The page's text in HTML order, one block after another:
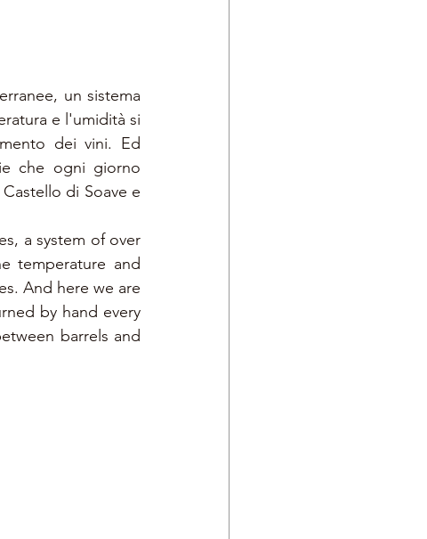
un sistema
e l'umidità si
dei vini. Ed
che ogni giorno
di Soave e
a system of over
temperature and
And here we are
by hand every
barrels and